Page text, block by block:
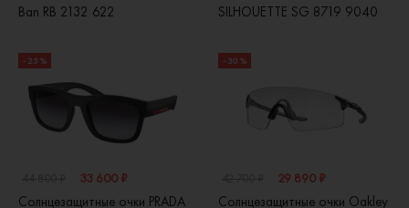
Ban RB 2132 622
SILHOUETTE SG 8719 9040
- 25 %
33 600 ₽
Солнцезащитные очки PRADA
- 30 %
29 890 ₽
Солнцезащитные очки Oakley